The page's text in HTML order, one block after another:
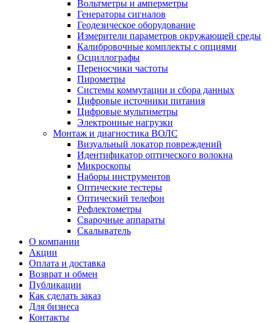
Вольтметры и амперметры
Генераторы сигналов
Геодезическое оборудование
Измерители параметров окружающей среды
Калибровочные комплекты с опциями
Осциллографы
Переносчики частоты
Пирометры
Системы коммутации и сбора данных
Цифровые источники питания
Цифровые мультиметры
Электронные нагрузки
Монтаж и диагностика ВОЛС
Визуальный локатор повреждений
Идентификатор оптического волокна
Микроскопы
Наборы инструментов
Оптические тестеры
Оптический телефон
Рефлектометры
Сварочные аппараты
Скалыватель
О компании
Акции
Оплата и доставка
Возврат и обмен
Публикации
Как сделать заказ
Для бизнеса
Контакты